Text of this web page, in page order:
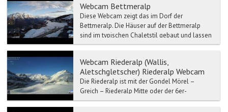
Webcam Bettmeralp
Diese Webcam zeigt das im Dorf der
Bettmeralp. Die Häuser auf der Bettmeralp
sind im typischen Chaletstil gebaut und lassen
so das Do...
Webcam Riederalp (Wallis,
Aletschgletscher) Riederalp Webcam
Die Riederalp ist mit der Gondel Mörel –
Greich – Riederalp Mitte oder der 6er-
Gondelbahn Mörel – Ried-Mörel – Riederalp